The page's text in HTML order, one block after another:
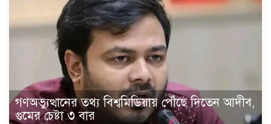
গণঅভ্যুত্থানের তথ্য বিশ্বমিডিয়ায় পৌঁছে দিতেন আদীব,
গুমের চেষ্টা ৩ বার